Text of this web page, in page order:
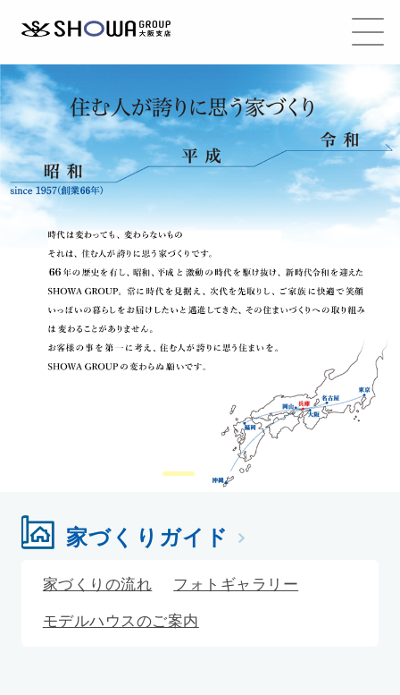
家づくりガイド
家づくりの流れ フォトギャラリー
モデルハウスのご案内